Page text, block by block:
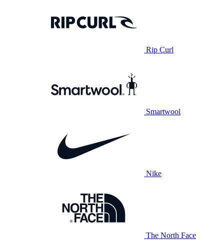
Rip Curl
Smartwool
Nike
The North Face